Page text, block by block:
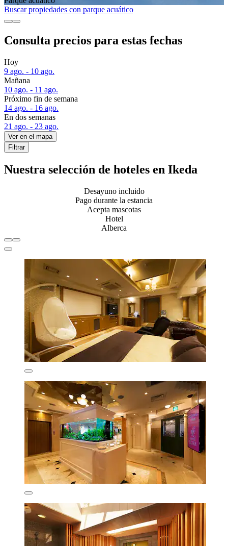
Buscar propiedades con parque acuático
Consulta precios para estas fechas
Hoy
9 ago. - 10 ago.
Mañana
10 ago. - 11 ago.
Próximo fin de semana
14 ago. - 16 ago.
En dos semanas
21 ago. - 23 ago.
Ver en el mapa
Filtrar
Nuestra selección de hoteles en Ikeda
Desayuno incluido
Pago durante la estancia
Acepta mascotas
Hotel
Alberca